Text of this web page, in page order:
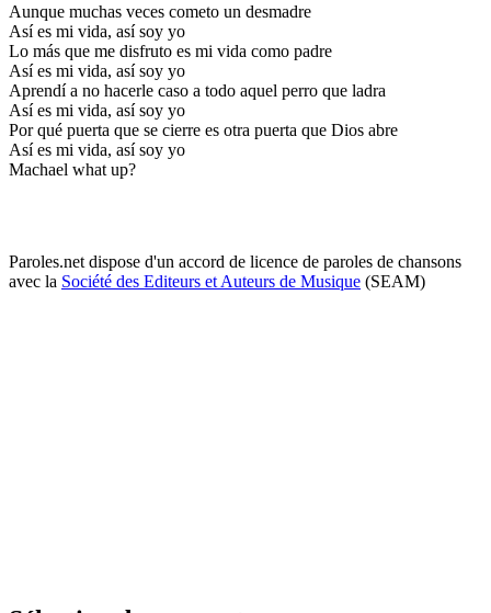
Aunque muchas veces cometo un desmadre
Así es mi vida, así soy yo
Lo más que me disfruto es mi vida como padre
Así es mi vida, así soy yo
Aprendí a no hacerle caso a todo aquel perro que ladra
Así es mi vida, así soy yo
Por qué puerta que se cierre es otra puerta que Dios abre
Así es mi vida, así soy yo
Machael what up?
Paroles.net dispose d'un accord de licence de paroles de chansons
avec la Société des Editeurs et Auteurs de Musique (SEAM)